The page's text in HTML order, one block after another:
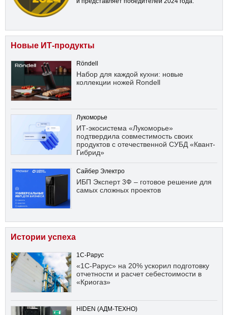
Новые ИТ-продукты
Röndell
Набор для каждой кухни: новые
коллекции ножей Rondell
Лукоморье
ИТ-экосистема «Лукоморье»
подтвердила совместимость своих
продуктов с отечественной СУБД «Квант-
Гибрид»
Сайбер Электро
ИБП Эксперт 3Ф – готовое решение для
самых сложных проектов
Истории успеха
1С-Рарус
«1С-Рарус» на 20% ускорил подготовку
отчетности и расчет себестоимости в
«Криогаз»
HIDEN (АДМ-ТЕХНО)